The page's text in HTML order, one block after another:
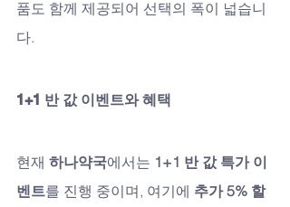
품도 함께 제공되어 선택의 폭이 넓습니
다.
1+1 반 값 이벤트와 혜택
현재 하나약국에서는 1+1 반 값 특가 이
벤트를 진행 중이며, 여기에 추가 5% 할